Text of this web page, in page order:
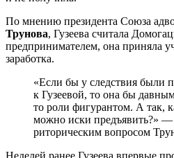
По мнению президента Союза
Трунова, Гузеева считала
предпринимателем, она приняла
заработка.
«Если бы у следствия были
к Гузеевой, то она бы
то роли фигурантом. А так,
можно иски предъявить?» —
риторическим вопросом
Неделей ранее Гузеева впервые